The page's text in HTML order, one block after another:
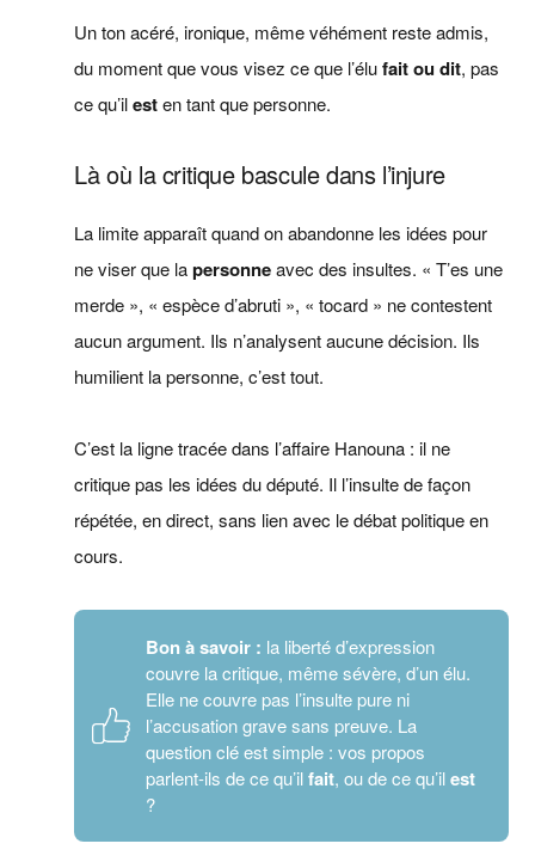
Un ton acéré, ironique, même véhément reste admis,
du moment que vous visez ce que l’élufait ou dit, pas
ce qu’ilesten tant que personne.
Là où la critique bascule dans l’injure
La limite apparaît quand on abandonne les idées pour
ne viser que lapersonneavec des insultes. « T’es une
merde », « espèce d’abruti », « tocard » ne contestent
aucun argument. Ils n’analysent aucune décision. Ils
humilient la personne, c’est tout.
C’est la ligne tracée dans l’affaire Hanouna : il ne
critique pas les idées du député. Il l’insulte de façon
répétée, en direct, sans lien avec le débat politique en
cours.
Bon à savoir : la liberté d’expression
couvre la critique, même sévère, d’un élu.
Elle ne couvre pas l’insulte pure ni
l’accusation grave sans preuve. La
question clé est simple : vos propos
parlent-ils de ce qu’ilfait, ou de ce qu’ilest
?